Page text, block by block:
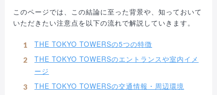
このページでは、この結論に至った背景や、知っておいて
いただきたい注意点を以下の流れで解説していきます。
THE TOKYO TOWERSの5つの特徴
THE TOKYO TOWERSのエントランスや室内イメ
ージ
THE TOKYO TOWERSの交通情報・周辺環境